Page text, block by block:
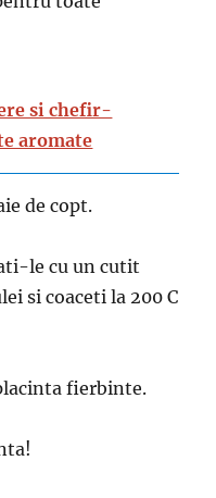
si chefir-
aromate
de copt.
le cu un cutit
si coaceti la 200 C
fierbinte.